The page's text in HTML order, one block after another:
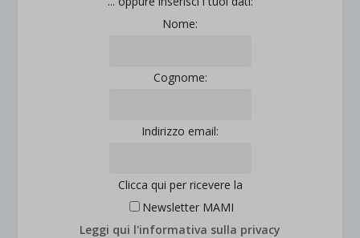
Nome:
Cognome:
Indirizzo email:
Clicca qui per ricevere la
Newsletter MAMI
Leggi qui l'informativa sulla privacy